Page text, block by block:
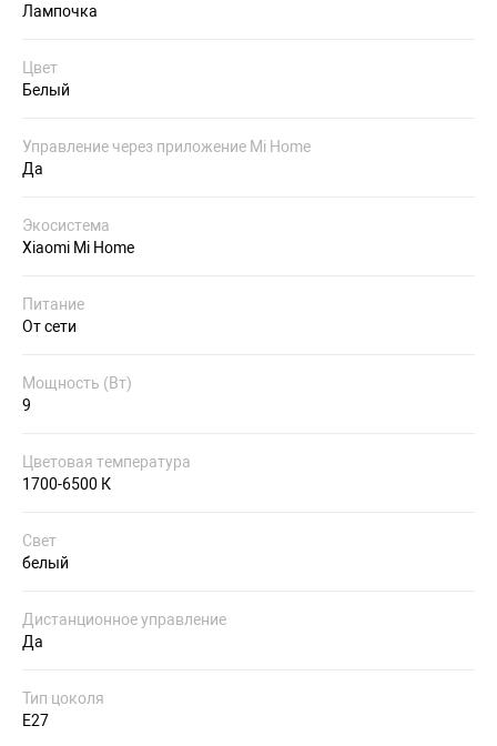
Лампочка
Цвет
Белый
Управление через приложение Mi Home
Да
Экосистема
Xiaomi Mi Home
Питание
От сети
Мощность (Вт)
9
Цветовая температура
1700-6500 К
Свет
белый
Дистанционное управление
Да
Тип цоколя
E27